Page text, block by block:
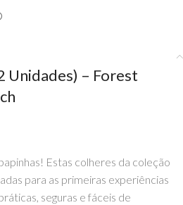
Unidades) – Forest
Estas colheres da coleção
para as primeiras experiências
seguras e fáceis de